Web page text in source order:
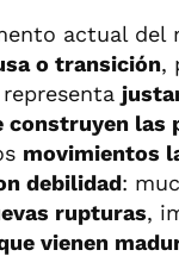
actual del
o transición,
construyen las
movimientos
debilidad:
rupturas,
vienen